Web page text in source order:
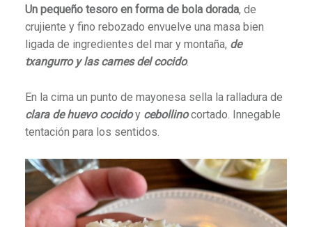
Un pequeño tesoro en forma de bola dorada, de
crujiente y fino rebozado envuelve una masa bien
ligada de ingredientes del mar y montaña, de
txangurro y las carnes del cocido.
En la cima un punto de mayonesa sella la ralladura de
clara de huevo cocidoy cebollinocortado. Innegable
tentación para los sentidos.